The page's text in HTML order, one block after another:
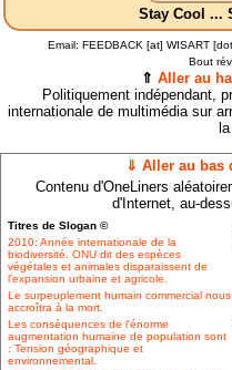
Stay Cool ...
Email: FEEDBACK [at] WISART
Bout
⇑ Aller au
Politiquement indépendant,
internationale de multimédia sur
⇓ Aller au bas
Contenu d'OneLiners
d'Internet, au-
Titres de Slogan ©
2010: Année internationale de la
biodiversité. ONU dit des espèces
végétales et animales disparaissent de
l'expansion urbaine et agricole.
Le surpeuplement humain commercial nous
accroîtra à la mort.
Les conséquences de l'énorme
augmentation humaine de population sont
: Tension géographique et
environnemental.